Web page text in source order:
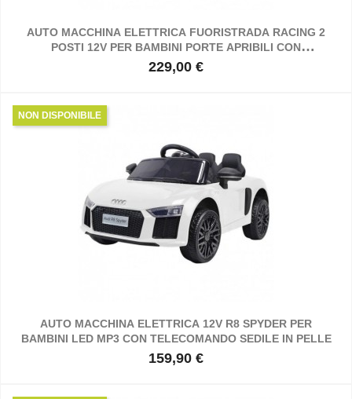
AUTO MACCHINA ELETTRICA FUORISTRADA RACING 2
POSTI 12V PER BAMBINI PORTE APRIBILI CON
TELECOMANDO (ROSSA)
Prezzo
229,00 €
AUTO MACCHINA ELETTRICA 12V R8 SPYDER PER
BAMBINI LED MP3 CON TELECOMANDO SEDILE IN PELLE
Prezzo
159,90 €
NON DISPONIBILE